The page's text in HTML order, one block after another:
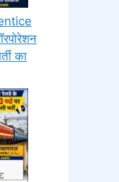
का